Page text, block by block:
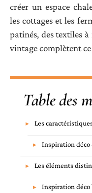
créer un espace
les cottages et les
patinés, des textiles
vintage complètent
Table des
Les
Inspiration déco
Les éléments
Inspiration déco